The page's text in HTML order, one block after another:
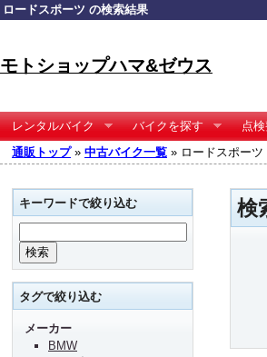
ロードスポーツ の検索結果
モトショップハマ&ゼウス
レンタルバイク バイクを探す 点
通販トップ» 中古バイク一覧 » ロードスポーツ
検
キーワードで絞り込む
タグで絞り込む
メーカー
BMW